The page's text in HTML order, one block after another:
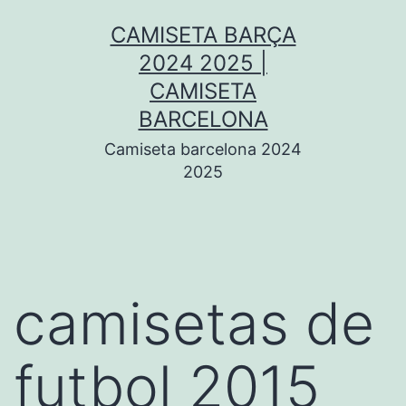
CAMISETA BARÇA
2024 2025 |
CAMISETA
BARCELONA
Camiseta barcelona 2024
2025
camisetas de
futbol 2015